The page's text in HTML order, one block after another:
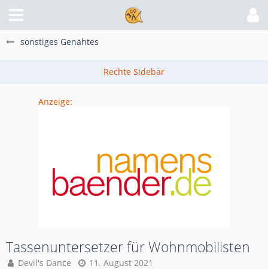
sonstiges Genähtes
Anzeige:
Tassenuntersetzer für Wohnmobilisten
Devil's Dance 11. August 2021